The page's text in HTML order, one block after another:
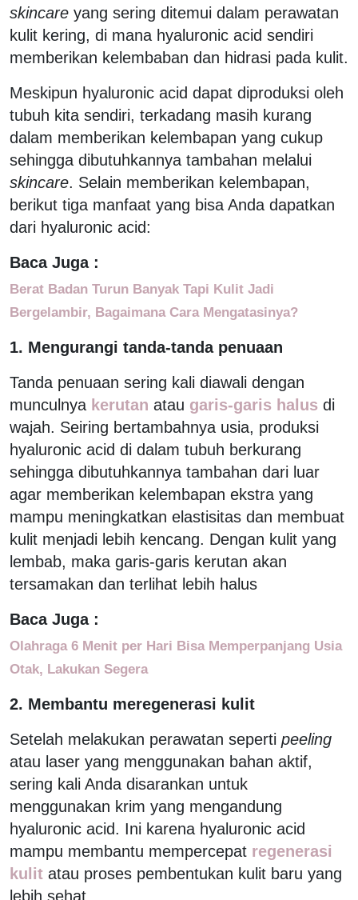
skincare yang sering ditemui dalam perawatan
kulit kering, di mana hyaluronic acid sendiri
memberikan kelembaban dan hidrasi pada kulit.
Meskipun hyaluronic acid dapat diproduksi oleh
tubuh kita sendiri, terkadang masih kurang
dalam memberikan kelembapan yang cukup
sehingga dibutuhkannya tambahan melalui
skincare. Selain memberikan kelembapan,
berikut tiga manfaat yang bisa Anda dapatkan
dari hyaluronic acid:
Baca Juga :
Berat Badan Turun Banyak Tapi Kulit Jadi
Bergelambir, Bagaimana Cara Mengatasinya?
1. Mengurangi tanda-tanda penuaan
Tanda penuaan sering kali diawali dengan
munculnya kerutan atau garis-garis halus di
wajah. Seiring bertambahnya usia, produksi
hyaluronic acid di dalam tubuh berkurang
sehingga dibutuhkannya tambahan dari luar
agar memberikan kelembapan ekstra yang
mampu meningkatkan elastisitas dan membuat
kulit menjadi lebih kencang. Dengan kulit yang
lembab, maka garis-garis kerutan akan
tersamakan dan terlihat lebih halus
Baca Juga :
Olahraga 6 Menit per Hari Bisa Memperpanjang Usia
Otak, Lakukan Segera
2. Membantu meregenerasi kulit
Setelah melakukan perawatan seperti peeling
atau laser yang menggunakan bahan aktif,
sering kali Anda disarankan untuk
menggunakan krim yang mengandung
hyaluronic acid. Ini karena hyaluronic acid
mampu membantu mempercepat regenerasi
kulit atau proses pembentukan kulit baru yang
lebih sehat.